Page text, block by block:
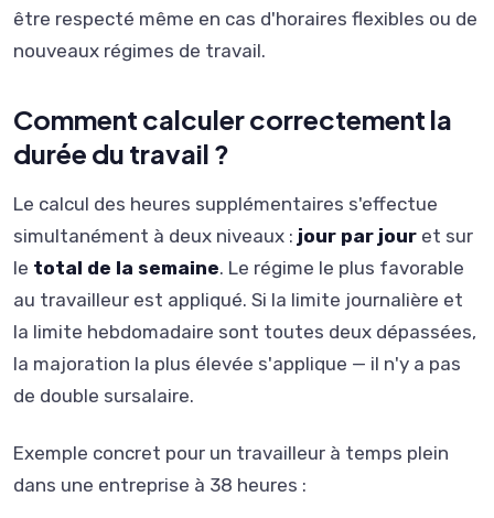
être respecté même en cas d'horaires flexibles ou de
nouveaux régimes de travail.
Comment calculer correctement la
durée du travail ?
Le calcul des heures supplémentaires s'effectue
simultanément à deux niveaux : jour par jour et sur
le total de la semaine. Le régime le plus favorable
au travailleur est appliqué. Si la limite journalière et
la limite hebdomadaire sont toutes deux dépassées,
la majoration la plus élevée s'applique — il n'y a pas
de double sursalaire.
Exemple concret pour un travailleur à temps plein
dans une entreprise à 38 heures :